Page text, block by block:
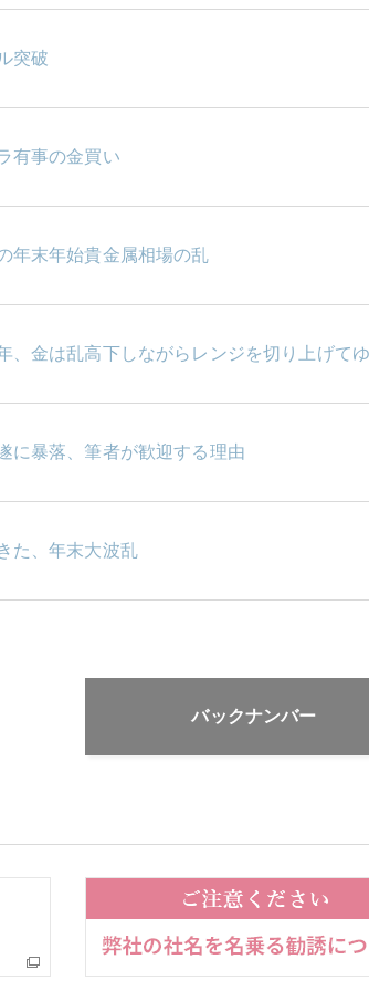
突破
有事の金買い
年末年始貴金属相場の乱
、金は乱高下しながらレンジを切り上げて
に暴落、筆者が歓迎する理由
た、年末大波乱
バックナンバー